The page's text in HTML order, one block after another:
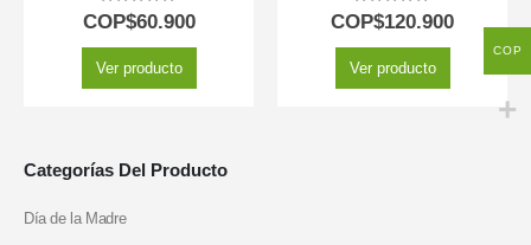
5.00out of 5
COP$60.900
Ver producto
5.00out of 5
COP$120.900
Ver producto
Categorías Del Producto
Día de la Madre
COP